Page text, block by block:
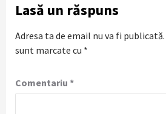
Lasă un răspuns
Adresa ta de email nu va fi publicată.
sunt marcate cu *
Comentariu *